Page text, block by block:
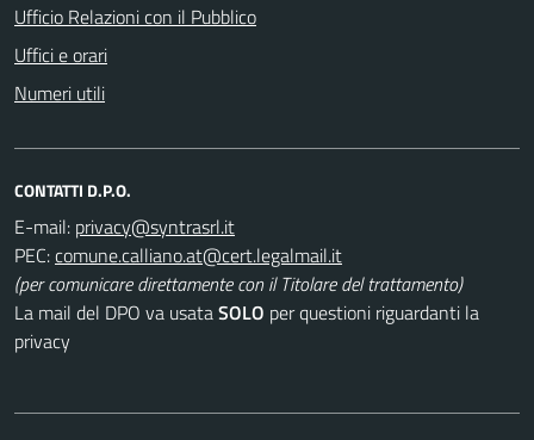
Ufficio Relazioni con il Pubblico
Uffici e orari
Numeri utili
CONTATTI D.P.O.
E-mail:
PEC:
(per comunicare direttamente con il Titolare del trattamento)
La mail del DPO va usataSOLO per questioni riguardanti la
privacy